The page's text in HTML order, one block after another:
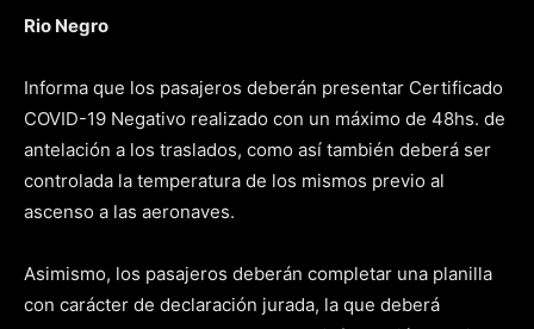
Rio Negro
Informa que los pasajeros deberán presentar Certificado
COVID-19 Negativo realizado con un máximo de 48hs. de
antelación a los traslados, como así también deberá ser
controlada la temperatura de los mismos previo al
ascenso a las aeronaves.
Asimismo, los pasajeros deberán completar una planilla
con carácter de declaración jurada, la que deberá